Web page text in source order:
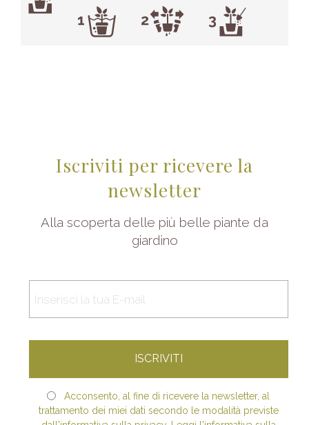
Iscriviti per ricevere la
newsletter
Alla scoperta delle più belle piante da
giardino
Acconsento, al fine di ricevere la newsletter, al
trattamento dei miei dati secondo le modalità previste